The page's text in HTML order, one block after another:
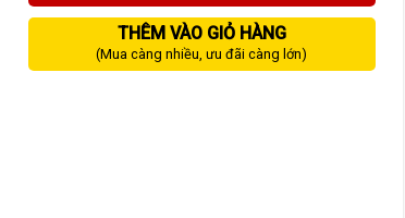
THÊM VÀO GIỎ HÀNG
(Mua càng nhiều, ưu đãi càng lớn)